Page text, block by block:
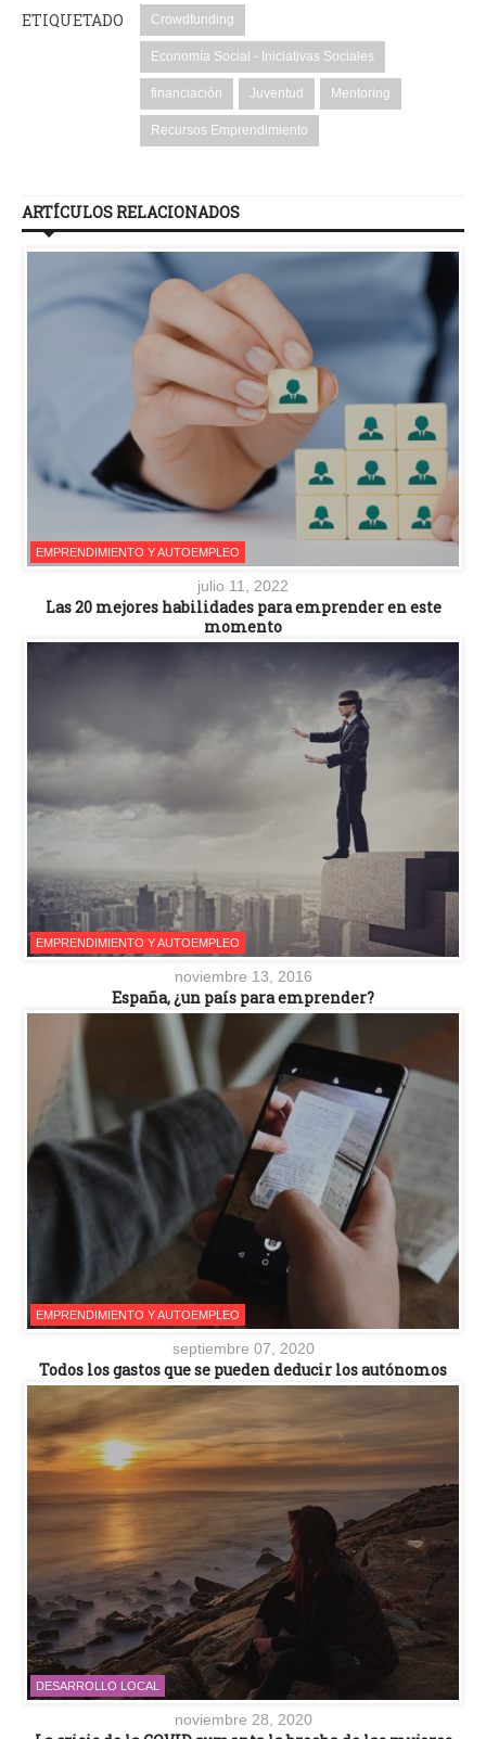
ETIQUETADO Crowdfunding
Economía Social - Iniciativas Sociales
financiación Juventud Mentoring
Recursos Emprendimiento
ARTÍCULOS RELACIONADOS
EMPRENDIMIENTO Y AUTOEMPLEO
julio 11, 2022
Las 20 mejores habilidades para emprender en este
momento
EMPRENDIMIENTO Y AUTOEMPLEO
noviembre 13, 2016
España, ¿un país para emprender?
EMPRENDIMIENTO Y AUTOEMPLEO
septiembre 07, 2020
Todos los gastos que se pueden deducir los autónomos
DESARROLLO LOCAL
noviembre 28, 2020